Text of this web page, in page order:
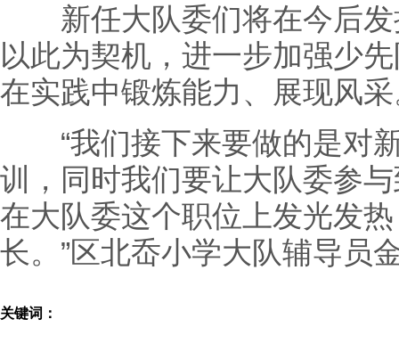
新任大队委们将在今后发
以此为契机，进一步加强少
在实践中锻炼能力、展现风
“我们接下来要做的是对
训，同时我们要让大队委参
在大队委这个职位上发光发
长。”区北岙小学大队辅导员
关键词：